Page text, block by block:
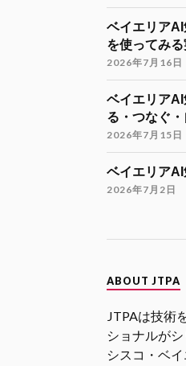
イ
海
「大
12月9
（登
しま
ベイエリア
を使ってみ
2026年7月16日
ベイエリア
る・つなぐ
2026年7月15日
ベイエリア
2026年7月2日
ABOUT JTPA
JTPAは技術
ショナルが
シスコ・ベ